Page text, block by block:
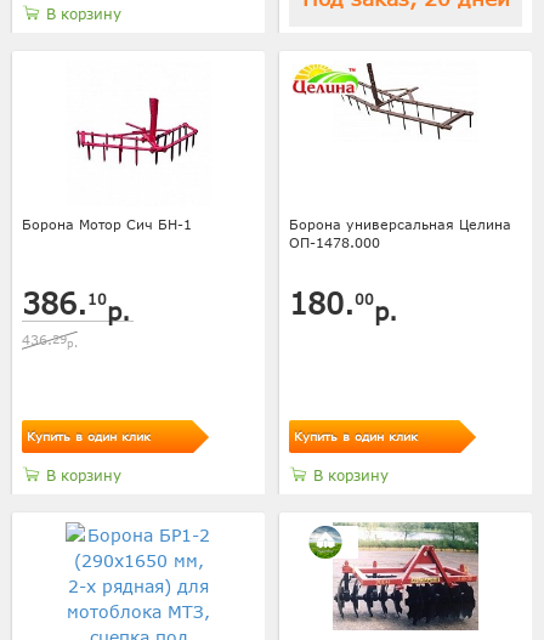
В корзину
Борона Мотор Сич БН-1
386. 10р.
436.29р.
Купить в один клик
В корзину
Борона универсальная Целина
ОП-1478.000
180.00р.
Купить в один клик
В корзину